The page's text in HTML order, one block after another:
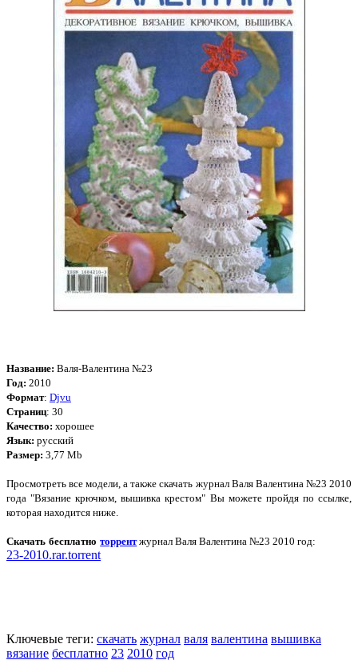
Название: Валя-Валентина №23
Год: 2010
Формат: Djvu
Страниц: 30
Качество: хорошее
Язык: русский
Размер: 3,77 Mb
Просмотреть все модели, а также скачать журнал Валя Валентина №23 2010
года "Вязание крючком, вышивка крестом" Вы можете пройдя по ссылке,
которая находится ниже.
Скачать бесплатноторрентжурнал Валя Валентина №23 2010 год:
23-2010.rar.torrent
Ключевые теги: скачать журнал валя валентина вышивка
вязание бесплатно 23 2010 год